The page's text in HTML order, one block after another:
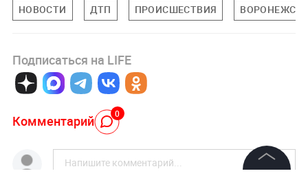
НОВОСТИ ДТП ПРОИСШЕСТВИЯ
Подписаться на LIFE
Комментарий 0